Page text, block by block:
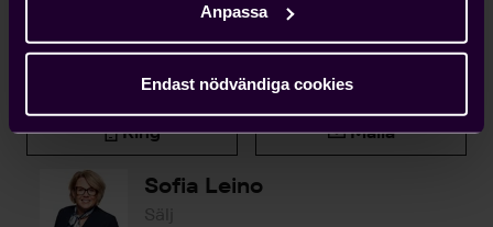
Anpassa
Endast nödvändiga cookies
Björn Widlert
Chef Medlemsenheten
Ring Maila
Sofia Leino
Sälj